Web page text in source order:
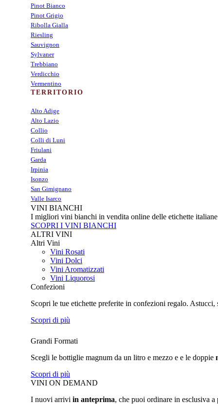
Pinot Bianco
Pinot Grigio
Ribolla Gialla
Riesling
Sauvignon
Sylvaner
Trebbiano
Verdicchio
Vermentino
TERRITORIO
Alto Adige
Alto Lazio
Collio
Colli di Luni
Friulani
Garda
Irpinia
Isonzo
San Gimignano
Valle Isarco
VINI BIANCHI
I migliori vini bianchi in vendita online delle etichette italiane
SCOPRI I VINI BIANCHI
ALTRI VINI
Altri Vini
Vini Rosati
Vini Dolci
Vini Aromatizzati
Vini Liquorosi
Confezioni
Scopri le tue etichette preferite in confezioni regalo.
Scopri di più
Grandi Formati
Scegli le bottiglie magnum da un litro e mezzo e e le doppie
Scopri di più
VINI ON DEMAND
I nuovi arrivi in anteprima, che puoi ordinare in esclusiva a